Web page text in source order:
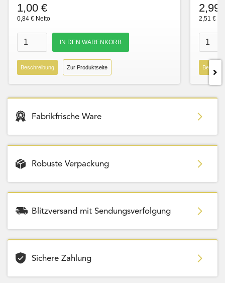
1,00 €
0,84 € Netto
Beschreibung Zur Produktseite
2,99
2,51 €
Fabrikfrische Ware
Robuste Verpackung
Blitzversand mit Sendungsverfolgung
Sichere Zahlung